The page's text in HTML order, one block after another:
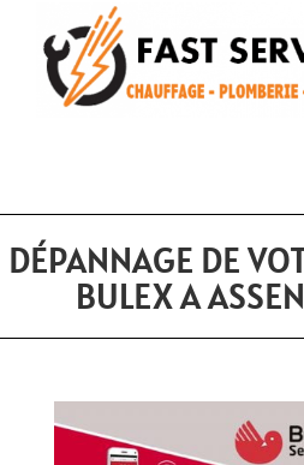
DÉPANNAGE DE
BULEX A